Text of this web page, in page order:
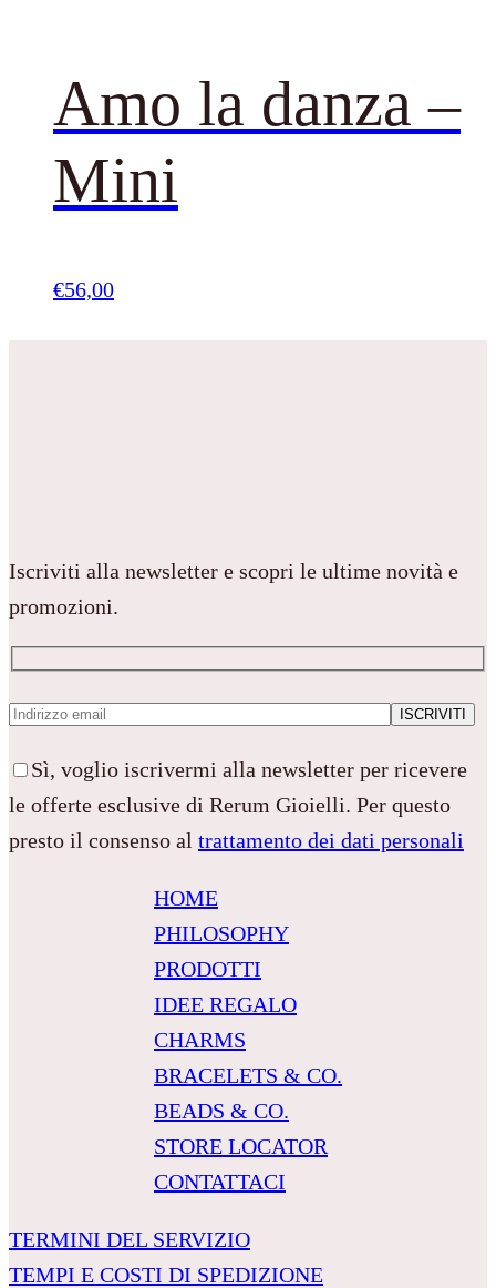
Amo la danza –
Mini
€56,00
Iscriviti alla newsletter e scopri le ultime novità e
promozioni.
Sì, voglio iscrivermi alla newsletter per ricevere
le offerte esclusive di Rerum Gioielli. Per questo
presto il consenso al trattamento dei dati personali
HOME
PHILOSOPHY
PRODOTTI
IDEE REGALO
CHARMS
BRACELETS & CO.
BEADS & CO.
STORE LOCATOR
CONTATTACI
TERMINI DEL SERVIZIO
TEMPI E COSTI DI SPEDIZIONE